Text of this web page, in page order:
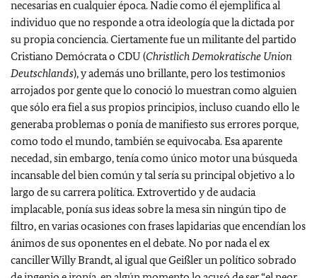
necesarias en cualquier época. Nadie como él ejemplifica al
individuo que no responde a otra ideología que la dictada por
su propia conciencia. Ciertamente fue un militante del partido
Cristiano Demócrata o CDU (Christlich Demokratische Union
Deutschlands), y además uno brillante, pero los testimonios
arrojados por gente que lo conoció lo muestran como alguien
que sólo era fiel a sus propios principios, incluso cuando ello le
generaba problemas o ponía de manifiesto sus errores porque,
como todo el mundo, también se equivocaba. Esa aparente
necedad, sin embargo, tenía como único motor una búsqueda
incansable del bien común y tal sería su principal objetivo a lo
largo de su carrera política. Extrovertido y de audacia
implacable, ponía sus ideas sobre la mesa sin ningún tipo de
filtro, en varias ocasiones con frases lapidarias que encendían los
ánimos de sus oponentes en el debate. No por nada el ex
canciller Willy Brandt, al igual que Geißler un político sobrado